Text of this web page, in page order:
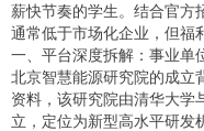
薪快节奏的学生。结合官方
通常低于市场化企业，但福
一、平台深度拆解：事业单
北京智慧能源研究院的成立
资料，该研究院由清华大学
立，定位为新型高水平研发